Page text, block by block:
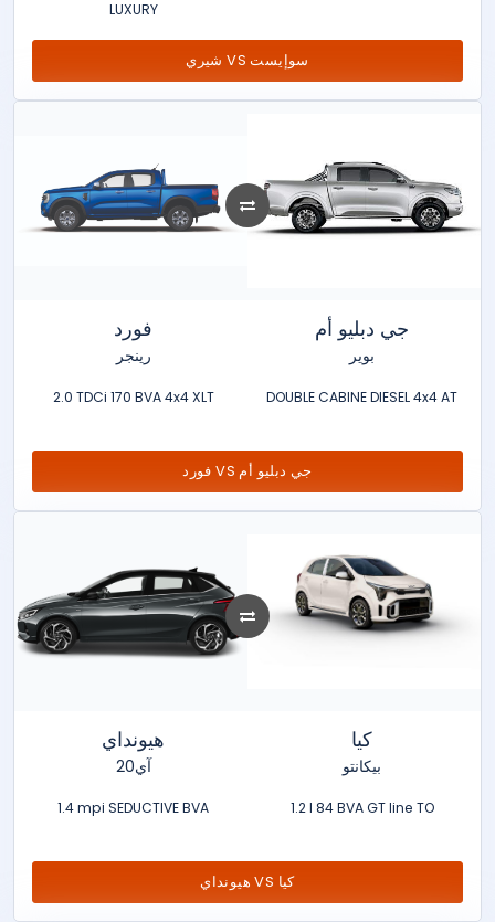
LUXURY
شيري VS سوإيست
فورد
رينجر
2.0 TDCi 170 BVA 4x4 XLT
جي دبليو أم
بوير
DOUBLE CABINE DIESEL 4x4 AT
فورد VS جي دبليو أم
هيونداي
آي20
1.4 mpi SEDUCTIVE BVA
كيا
بيكانتو
1.2 l 84 BVA GT line TO
هيونداي VS كيا